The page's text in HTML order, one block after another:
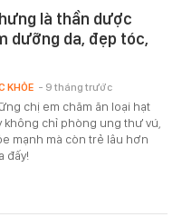
là thần dược
dưỡng da, đẹp tóc,
chị em chăm ăn loại hạt
không chỉ phòng ung thư vú,
mạnh mà còn trẻ lâu hơn
đấy!
KHỎE - 9 tháng trước